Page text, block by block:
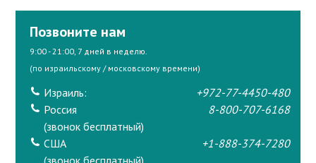
Позвоните нам
9:00 - 21:00, 7 дней в неделю.
(по израильскому / московскому времени)
Израиль:
+972-77-4450-480
Россия
(звонок бесплатный)
8-800-707-6168
США
(звонок бесплатный)
+1-888-374-7280